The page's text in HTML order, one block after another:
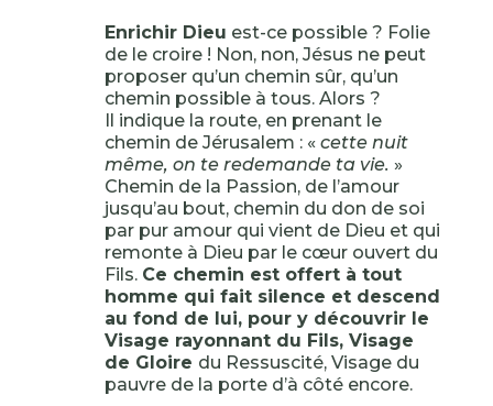
Enrichir Dieu est-ce possible ? Folie
de le croire ! Non, non, Jésus ne peut
proposer qu’un chemin sûr, qu’un
chemin possible à tous. Alors ?
Il indique la route, en prenant le
chemin de Jérusalem : « cette nuit
même, on te redemande ta vie. »
Chemin de la Passion, de l’amour
jusqu’au bout, chemin du don de soi
par pur amour qui vient de Dieu et qui
remonte à Dieu par le cœur ouvert du
Fils. Ce chemin est offert à tout
homme qui fait silence et descend
au fond de lui, pour y découvrir le
Visage rayonnant du Fils, Visage
de Gloire du Ressuscité, Visage du
pauvre de la porte d’à côté encore.